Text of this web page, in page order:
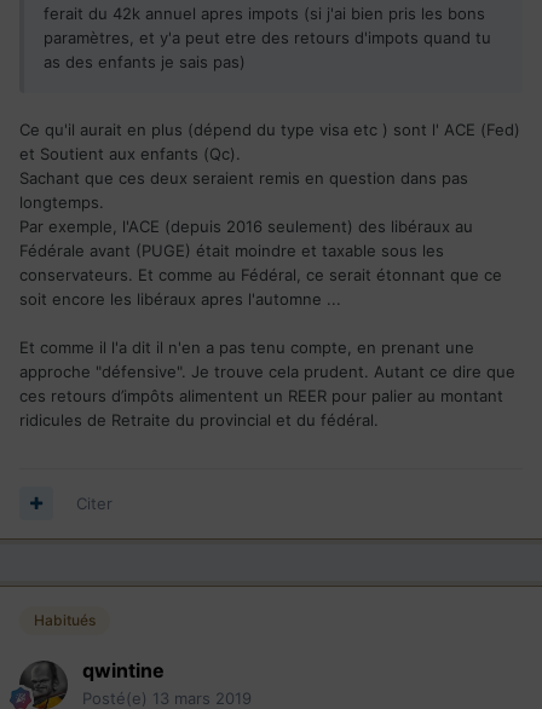
ferait du 42k annuel apres impots (si j'ai bien pris les bons
paramètres, et y'a peut etre des retours d'impots quand tu
as des enfants je sais pas)
Ce qu'il aurait en plus (dépend du type visa etc ) sont l' ACE (Fed)
et Soutient aux enfants (Qc).
Sachant que ces deux seraient remis en question dans pas
longtemps.
Par exemple, l'ACE (depuis 2016 seulement) des libéraux au
Fédérale avant (PUGE) était moindre et taxable sous les
conservateurs. Et comme au Fédéral, ce serait étonnant que ce
soit encore les libéraux apres l'automne ...
Et comme il l'a dit il n'en a pas tenu compte, en prenant une
approche "défensive". Je trouve cela prudent. Autant ce dire que
ces retours d’impôts alimentent un REER pour palier au montant
ridicules de Retraite du provincial et du fédéral.
Citer
Habitués
qwintine
Posté(e) 13 mars 2019